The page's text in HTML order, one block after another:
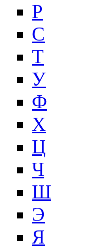
Р
С
Т
У
Ф
Х
Ц
Ч
Ш
Э
Я